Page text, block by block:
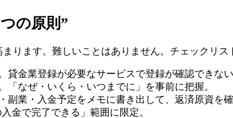
の原則”
ります。難しいことはありません。チェックリス
金業登録が必要なサービスで登録が確認できない
なぜ・いくら・いつまでに」を事前に把握。
業・入金予定をメモに書き出して、返済原資を確
金で完了できる」範囲に限定。